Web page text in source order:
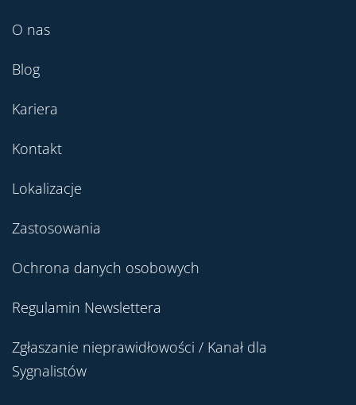
O nas
Blog
Kariera
Kontakt
Lokalizacje
Zastosowania
Ochrona danych osobowych
Regulamin Newslettera
Zgłaszanie nieprawidłowości / Kanał dla
Sygnalistów